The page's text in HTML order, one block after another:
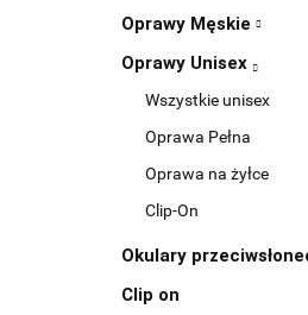
Oprawy Męskie
Oprawy Unisex
Wszystkie unisex
Oprawa Pełna
Oprawa na żyłce
Clip-On
Okulary
Clip on